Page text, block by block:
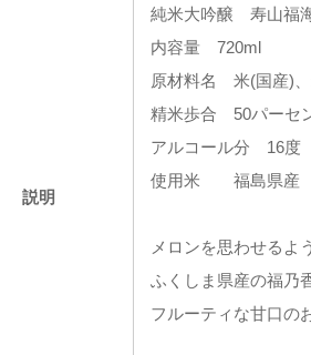
説明
純米大吟醸 寿山福
内容量 720ml
原材料名 米(国産)
精米歩合 50パーセ
アルコール分 16度
使用米 福島県産
メロンを思わせるよ
ふくしま県産の福乃
フルーティな甘口の